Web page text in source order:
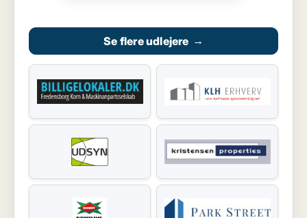
Se flere udlejere →